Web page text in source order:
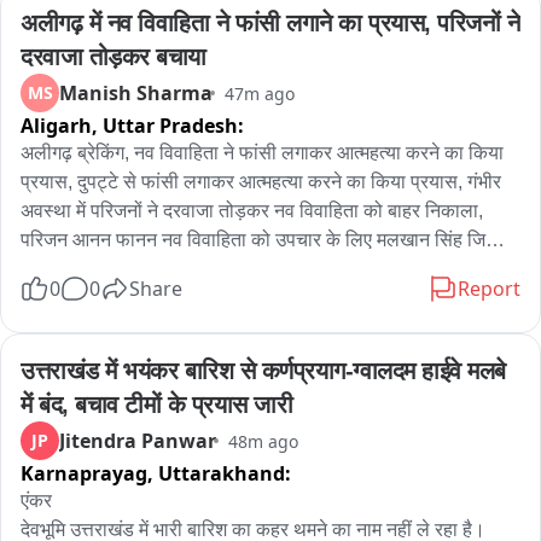
अलीगढ़ में नव विवाहिता ने फांसी लगाने का प्रयास, परिजनों ने
दरवाजा तोड़कर बचाया
MS Manish Sharma 47m ago
Aligarh, Uttar Pradesh:
अलीगढ़ ब्रेकिंग, नव विवाहिता ने फांसी लगाकर आत्महत्या करने का किया
प्रयास, दुपट्टे से फांसी लगाकर आत्महत्या करने का किया प्रयास, गंभीर
अवस्था में परिजनों ने दरवाजा तोड़कर नव विवाहिता को बाहर निकाला,
परिजन आनन फानन नव विवाहिता को उपचार के लिए मलखान सिंह जिला
कॉलेज के लिए किया रेफर, अलीगढ़ के थाना गांधी पार्क के इलाके के
0 0 Share Report
उत्तराखंड में भयंकर बारिश से कर्णप्रयाग-ग्वालदम हाईवे मलबे
में बंद, बचाव टीमों के प्रयास जारी
JP Jitendra Panwar 48m ago
Karnaprayag, Uttarakhand:
एंकर
देवभूमि उत्तराखंड में भारी बारिश का कहर थमने का नाम नहीं ले रहा है।